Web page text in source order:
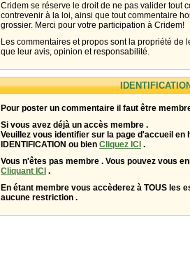
Cridem se réserve le droit de ne pas valider tout
contrevenir à la loi, ainsi que tout commentaire
grossier. Merci pour votre participation à Cridem!
Les commentaires et propos sont la propriété de
que leur avis, opinion et responsabilité.
Pour poster un commentaire il faut être
Si vous avez déjà un accès membre .
Veuillez vous identifier sur la page d'accueil en
IDENTIFICATION ou bien Cliquez ICI .
Vous n'êtes pas membre . Vous pouvez vous
Cliquant ICI .
En étant membre vous accèderez à TOUS les
aucune restriction .